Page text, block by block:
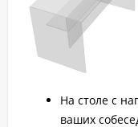
На столе с
ваших